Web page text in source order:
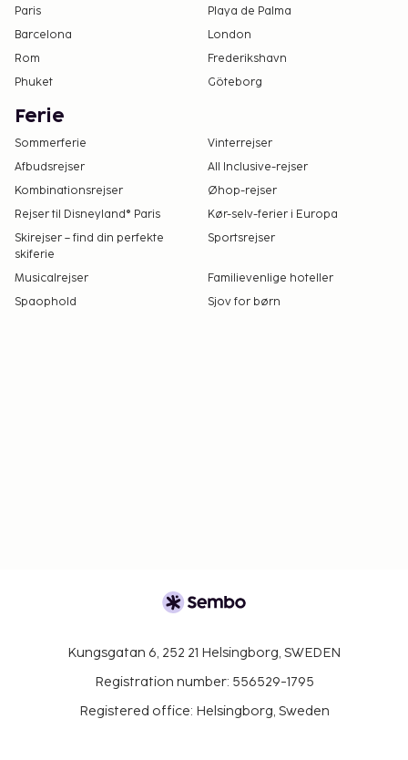
Paris
Playa de Palma
Barcelona
London
Rom
Frederikshavn
Phuket
Göteborg
Ferie
Sommerferie
Vinterrejser
Afbudsrejser
All Inclusive-rejser
Kombinationsrejser
Øhop-rejser
Rejser til Disneyland® Paris
Kør-selv-ferier i Europa
Skirejser – find din perfekte
skiferie
Sportsrejser
Musicalrejser
Familievenlige hoteller
Spaophold
Sjov for børn
Kungsgatan 6, 252 21 Helsingborg, SWEDEN
Registration number: 556529-1795
Registered office: Helsingborg, Sweden